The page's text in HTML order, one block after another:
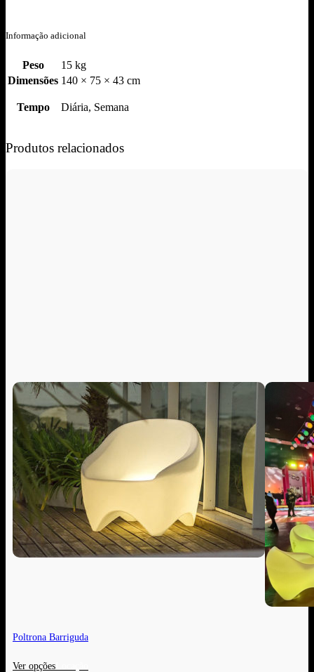
Informação adicional
Peso
15 kg
Dimensões 140 × 75 × 43 cm
Tempo Diária, Semana
Produtos relacionados
Poltrona Barriguda
Ver opções